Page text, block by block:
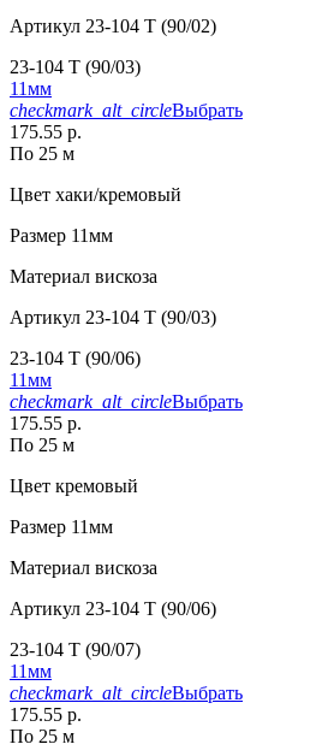
Артикул 23-104 T (90/02)
23-104 T (90/03)
11мм
checkmark_alt_circleВыбрать
175.55 р.
По 25 м
Цвет хаки/кремовый
Размер 11мм
Материал вискоза
Артикул 23-104 T (90/03)
23-104 T (90/06)
11мм
checkmark_alt_circleВыбрать
175.55 р.
По 25 м
Цвет кремовый
Размер 11мм
Материал вискоза
Артикул 23-104 T (90/06)
23-104 T (90/07)
11мм
checkmark_alt_circleВыбрать
175.55 р.
По 25 м